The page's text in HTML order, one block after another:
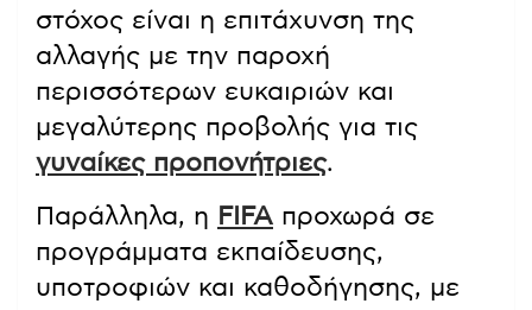
στόχος είναι η επιτάχυνση της
αλλαγής με την παροχή
περισσότερων ευκαιριών και
μεγαλύτερης προβολής για τις
γυναίκες προπονήτριες.
Παράλληλα, η FIFA προχωρά σε
προγράμματα εκπαίδευσης,
υποτροφιών και καθοδήγησης, με